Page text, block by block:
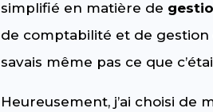
simplifié en matière de
de comptabilité et de
savais même pas ce que
Heureusement, j’ai choisi de